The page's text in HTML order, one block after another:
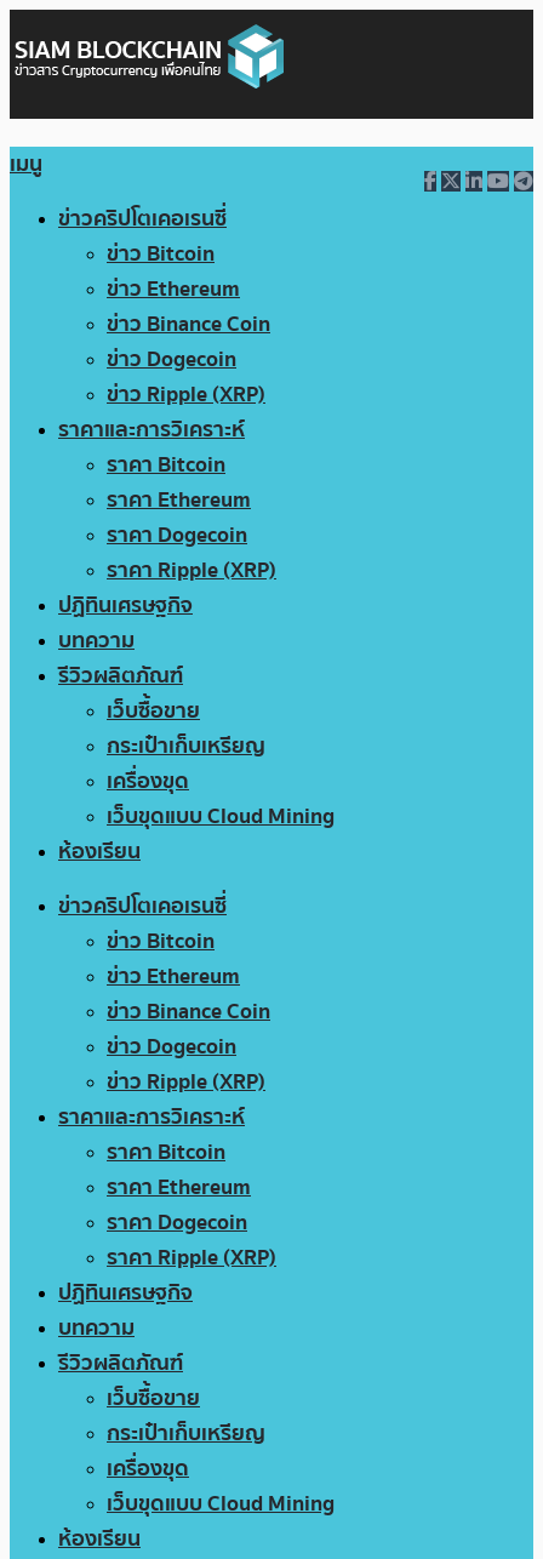
เมนู
ข่าวคริปโตเคอเรนซี่
ข่าว Bitcoin
ข่าว Ethereum
ข่าว Binance Coin
ข่าว Dogecoin
ข่าว Ripple (XRP)
ราคาและการวิเคราะห์
ราคา Bitcoin
ราคา Ethereum
ราคา Dogecoin
ราคา Ripple (XRP)
ปฏิทินเศรษฐกิจ
บทความ
รีวิวผลิตภัณฑ์
เว็บซื้อขาย
กระเป๋าเก็บเหรียญ
เครื่องขุด
เว็บขุดแบบ Cloud Mining
ห้องเรียน
ข่าวคริปโตเคอเรนซี่
ข่าว Bitcoin
ข่าว Ethereum
ข่าว Binance Coin
ข่าว Dogecoin
ข่าว Ripple (XRP)
ราคาและการวิเคราะห์
ราคา Bitcoin
ราคา Ethereum
ราคา Dogecoin
ราคา Ripple (XRP)
ปฏิทินเศรษฐกิจ
บทความ
รีวิวผลิตภัณฑ์
เว็บซื้อขาย
กระเป๋าเก็บเหรียญ
เครื่องขุด
เว็บขุดแบบ Cloud Mining
ห้องเรียน